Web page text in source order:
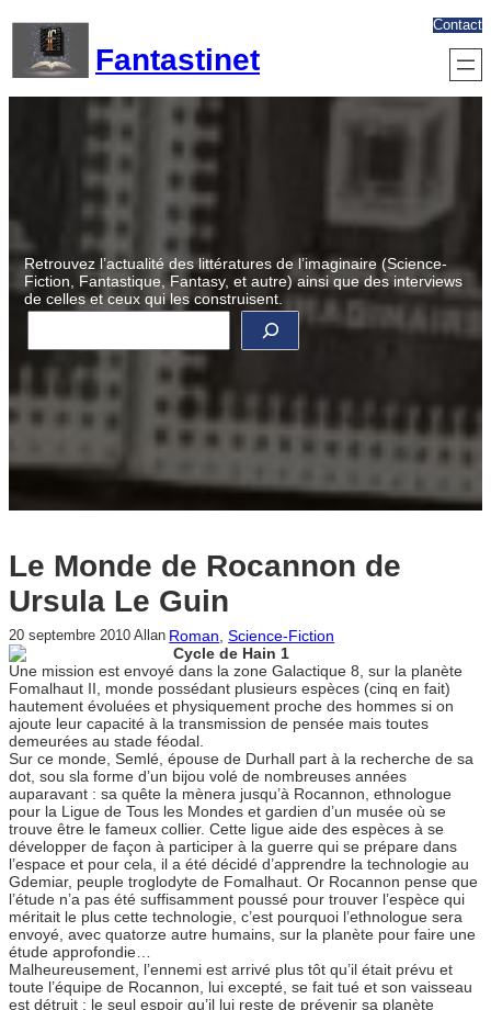
contenu
Fantastinet
Contact
Retrouvez l’actualité des littératures de l’imaginaire (Science-
Fiction, Fantastique, Fantasy, et autre) ainsi que des interviews
de celles et ceux qui les construisent.
R
c
h
r
Le Monde de Rocannon de
Ursula Le Guin
20 septembre 2010 Allan Roman, Science-Fiction
Cycle de Hain 1
Une mission est envoyé dans la zone Galactique 8, sur la planète
Fomalhaut II, monde possédant plusieurs espèces (cinq en fait)
hautement évoluées et physiquement proche des hommes si on
ajoute leur capacité à la transmission de pensée mais toutes
demeurées au stade féodal.
Sur ce monde, Semlé, épouse de Durhall part à la recherche de sa
dot, sou sla forme d’un bijou volé de nombreuses années
auparavant : sa quête la mènera jusqu’à Rocannon, ethnologue
pour la Ligue de Tous les Mondes et gardien d’un musée où se
trouve être le fameux collier. Cette ligue aide des espèces à se
développer de façon à participer à la guerre qui se prépare dans
l’espace et pour cela, il a été décidé d’apprendre la technologie au
Gdemiar, peuple troglodyte de Fomalhaut. Or Rocannon pense que
l’étude n’a pas été suffisamment poussé pour trouver l’espèce qui
méritait le plus cette technologie, c’est pourquoi l’ethnologue sera
envoyé, avec quatorze autre humains, sur la planète pour faire une
étude approfondie…
Malheureusement, l’ennemi est arrivé plus tôt qu’il était prévu et
toute l’équipe de Rocannon, lui excepté, se fait tué et son vaisseau
est détruit : le seul espoir qu’il lui reste de prévenir sa planète